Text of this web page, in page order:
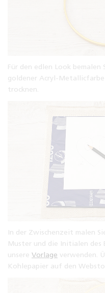
Für den edlen Look
goldener Acryl-Metallicfarbe
trocknen.
In der Zwischenzeit malen
Muster und die Initialen des
unsere Vorlage verwenden.
Kohlepapier auf den